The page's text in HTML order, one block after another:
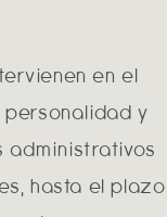
en el
y
administrativos
hasta el plazo